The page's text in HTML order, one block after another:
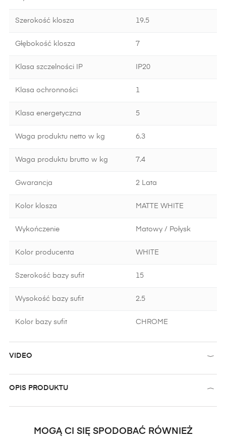
Szerokość klosza 19.5
Głębokość klosza 7
Klasa szczelności IP IP20
Klasa ochronności 1
Klasa energetyczna 5
Waga produktu netto w kg 6.3
Waga produktu brutto w kg 7.4
Gwarancja 2 Lata
Kolor klosza MATTE WHITE
Wykończenie Matowy / Połysk
Kolor producenta WHITE
Szerokość bazy sufit 15
Wysokość bazy sufit 2.5
Kolor bazy sufit CHROME
VIDEO
OPIS PRODUKTU
MOGĄ CI SIĘ SPODOBAĆ RÓWNIEŻ